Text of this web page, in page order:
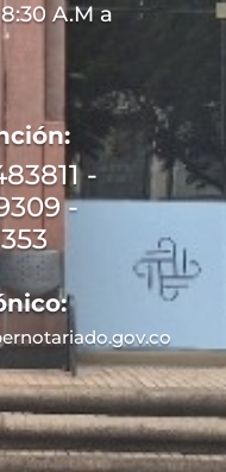
A.M a
-
-